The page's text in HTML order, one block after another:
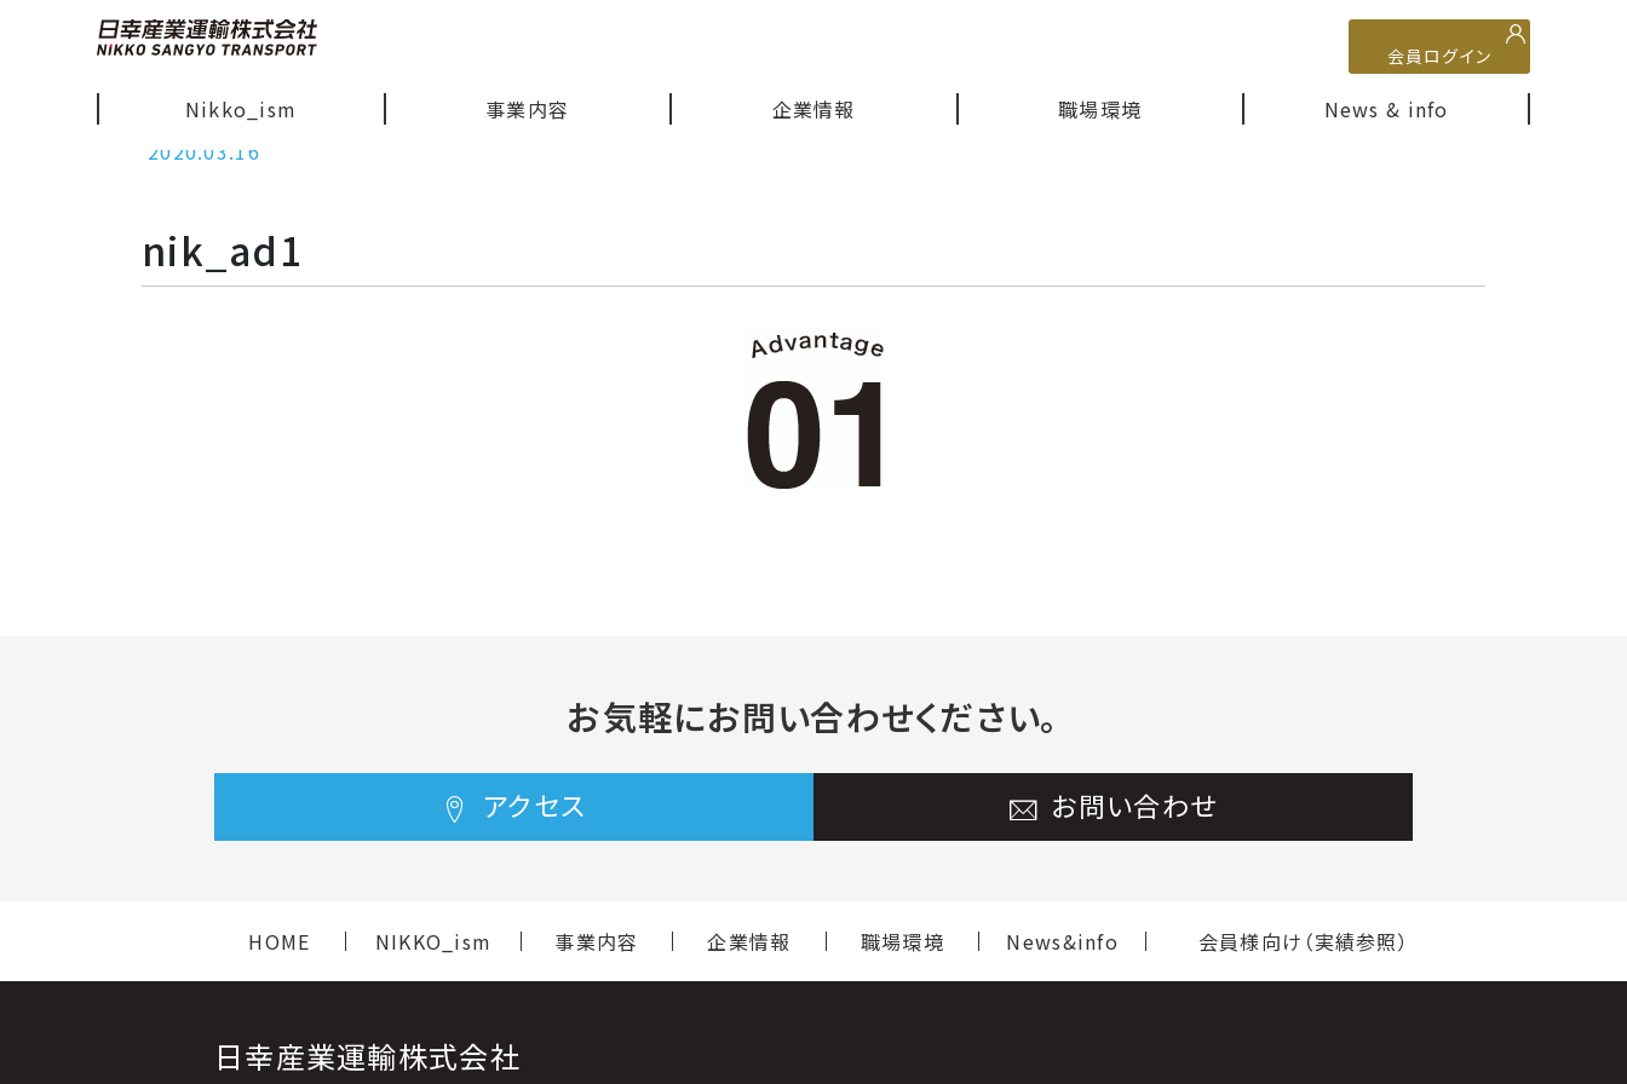
会員ログイン
Nikko_ism 事業内容 企業情報 職場環境
News & info
2020.03.16
nik_ad1
お気軽にお問い合わせください。
アクセス お問い合わせ
HOME NIKKO_ism 事業内容 企業情報 職場環境 News&info 会員様向け（実績参照）
日幸産業運輸株式会社